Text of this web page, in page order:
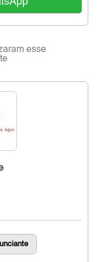
esse